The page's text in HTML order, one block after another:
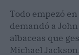
Todo empezó
demandó a
albaceas que
Michael